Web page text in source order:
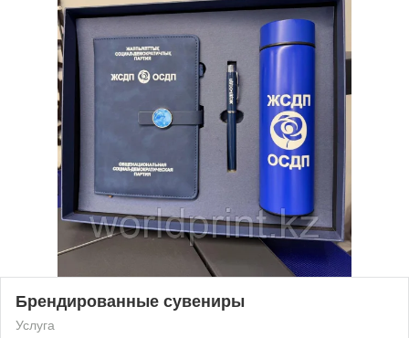
Брендированные сувениры
Услуга